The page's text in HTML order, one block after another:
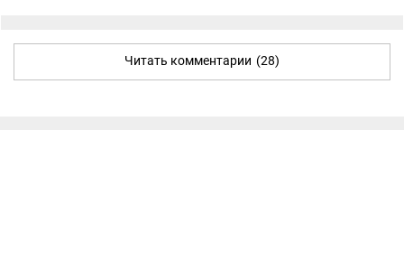
Читать комментарии (28)